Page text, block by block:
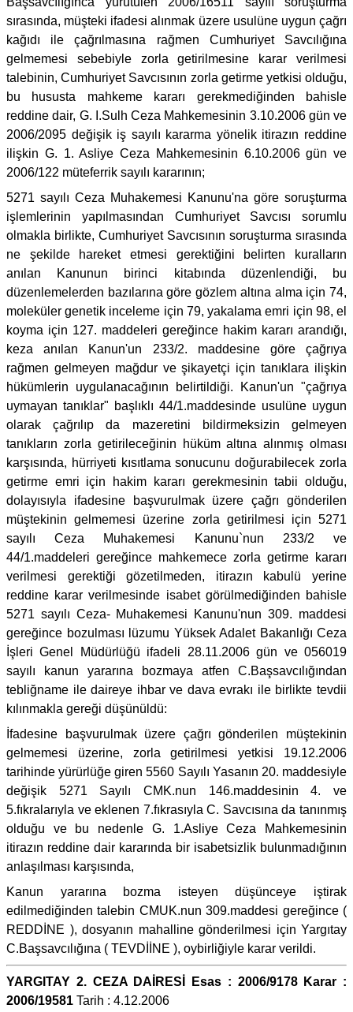
sırasında, müşteki ifadesi alınmak üzere usulüne uygun çağrı
kağıdı ile çağrılmasına rağmen Cumhuriyet Savcılığına
gelmemesi sebebiyle zorla getirilmesine karar verilmesi
talebinin, Cumhuriyet Savcısının zorla getirme yetkisi olduğu,
bu hususta mahkeme kararı gerekmediğinden bahisle
reddine dair, G. I.Sulh Ceza Mahkemesinin 3.10.2006 gün ve
2006/2095 değişik iş sayılı kararma yönelik itirazın reddine
ilişkin G. 1. Asliye Ceza Mahkemesinin 6.10.2006 gün ve
2006/122 müteferrik sayılı kararının;
5271 sayılı Ceza Muhakemesi Kanunu'na göre soruşturma
işlemlerinin yapılmasından Cumhuriyet Savcısı sorumlu
olmakla birlikte, Cumhuriyet Savcısının soruşturma sırasında
ne şekilde hareket etmesi gerektiğini belirten kuralların
anılan Kanunun birinci kitabında düzenlendiği, bu
düzenlemelerden bazılarına göre gözlem altına alma için 74,
moleküler genetik inceleme için 79, yakalama emri için 98, el
koyma için 127. maddeleri gereğince hakim kararı arandığı,
keza anılan Kanun'un 233/2. maddesine göre çağrıya
rağmen gelmeyen mağdur ve şikayetçi için tanıklara ilişkin
hükümlerin uygulanacağının belirtildiği. Kanun'un "çağrıya
uymayan tanıklar" başlıklı 44/1.maddesinde usulüne uygun
olarak çağrılıp da mazeretini bildirmeksizin gelmeyen
tanıkların zorla getirileceğinin hüküm altına alınmış olması
karşısında, hürriyeti kısıtlama sonucunu doğurabilecek zorla
getirme emri için hakim kararı gerekmesinin tabii olduğu,
dolayısıyla ifadesine başvurulmak üzere çağrı gönderilen
müştekinin gelmemesi üzerine zorla getirilmesi için 5271
sayılı Ceza Muhakemesi Kanunu`nun 233/2 ve
44/1.maddeleri gereğince mahkemece zorla getirme kararı
verilmesi gerektiği gözetilmeden, itirazın kabulü yerine
reddine karar verilmesinde isabet görülmediğinden bahisle
5271 sayılı Ceza- Muhakemesi Kanunu'nun 309. maddesi
gereğince bozulması lüzumu Yüksek Adalet Bakanlığı Ceza
İşleri Genel Müdürlüğü ifadeli 28.11.2006 gün ve 056019
sayılı kanun yararına bozmaya atfen C.Başsavcılığından
tebliğname ile daireye ihbar ve dava evrakı ile birlikte tevdii
kılınmakla gereği düşünüldü:
İfadesine başvurulmak üzere çağrı gönderilen müştekinin
gelmemesi üzerine, zorla getirilmesi yetkisi 19.12.2006
tarihinde yürürlüğe giren 5560 Sayılı Yasanın 20. maddesiyle
değişik 5271 Sayılı CMK.nun 146.maddesinin 4. ve
5.fıkralarıyla ve eklenen 7.fıkrasıyla C. Savcısına da tanınmış
olduğu ve bu nedenle G. 1.Asliye Ceza Mahkemesinin
itirazın reddine dair kararında bir isabetsizlik bulunmadığının
anlaşılması karşısında,
Kanun yararına bozma isteyen düşünceye iştirak
edilmediğinden talebin CMUK.nun 309.maddesi gereğince (
REDDİNE ), dosyanın mahalline gönderilmesi için Yargıtay
C.Başsavcılığına ( TEVDİİNE ), oybirliğiyle karar verildi.
YARGITAY 2. CEZA DAİRESİ Esas : 2006/9178 Karar :
2006/19581 Tarih : 4.12.2006